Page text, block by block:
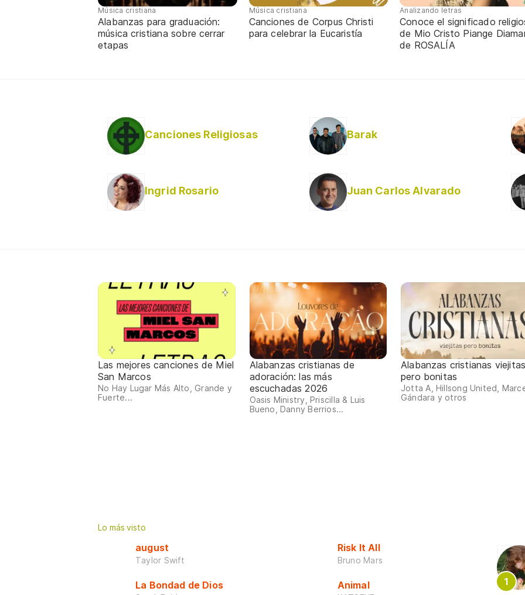
Música cristiana
Alabanzas para graduación:
música cristiana sobre cerrar
etapas
Música cristiana
Canciones de Corpus Christi
para celebrar la Eucaristía
Analizando letras
Conoce el significado
de Mio Cristo Piange
de ROSALÍA
Canciones Religiosas Barak
Ingrid Rosario Juan Carlos Alvarado
Las mejores canciones de Miel
San Marcos
No Hay Lugar Más Alto, Grande y
Fuerte...
Alabanzas cristianas de
adoración: las más
escuchadas 2026
Oasis Ministry, Priscilla & Luis
Bueno, Danny Berrios...
Alabanzas cristianas viejitas
pero bonitas
Jotta A, Hillsong United,
Gándara y otros
Lo más visto
august
Taylor Swift
La Bondad de Dios
Risk It All
Bruno Mars
Animal